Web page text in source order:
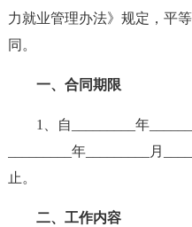
力就业管理办法》规定，平
同。
一、合同期限
1、自_________年
_________年_________月
止。
二、工作内容